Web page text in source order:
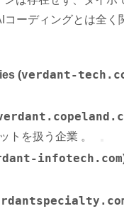
ーディングとは全
(verdant-
トを扱う企業 。
infotech.com